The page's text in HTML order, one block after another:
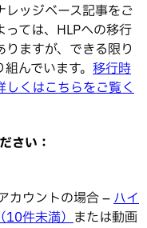
ッジベース記事をご
ては、HLPへの移行
ますが、できる限り
んでいます。 移行時
くはこちらをご覧く
さい：
カウントの場合 –ハイ
10件未満）または動画